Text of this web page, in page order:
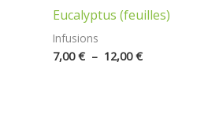
Eucalyptus (feuilles)
Infusions
7,00€ – 12,00€